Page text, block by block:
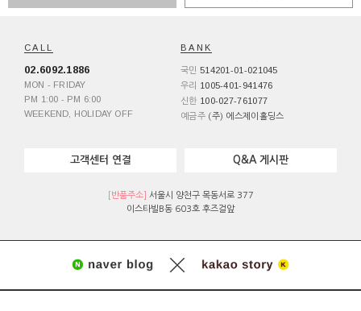
CALL
02.6092.1886
MON - FRIDAY
PM 1:00 - PM 6:00
WEEKEND, HOLIDAY OFF
BANK
국민 514201-01-021045
우리 1005-401-941476
신한 100-027-761077
예금주 (주) 에스제이홀딩스
고객센터 연결 Q&A 게시판
[반품주소]
서울시 양천구 목동서로 377
이스타빌B동 603호 후즈걸앞